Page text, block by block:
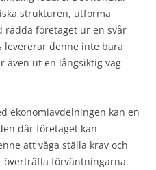
strukturen, utforma
rädda företaget ur en svår
levererar denne inte bara
även ut en långsiktig väg
ekonomiavdelningen kan en
där företaget kan
att våga ställa krav och
förväntningarna.